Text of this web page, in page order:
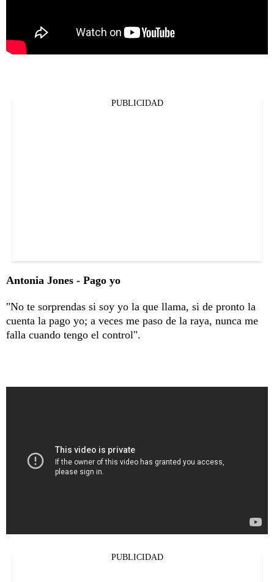
PUBLICIDAD
Antonia Jones - Pago yo
"No te sorprendas si soy yo la que llama, si de pronto la
cuenta la pago yo; a veces me paso de la raya, nunca me
falla cuando tengo el control".
PUBLICIDAD